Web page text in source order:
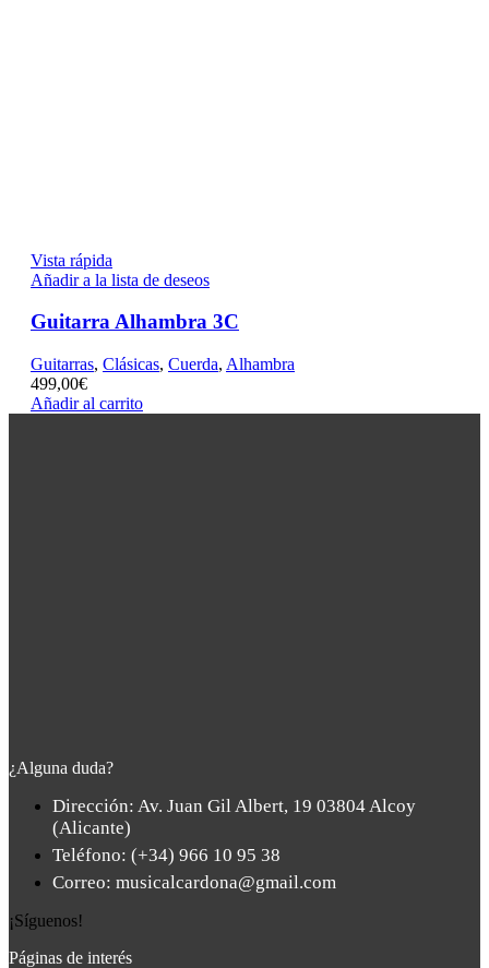
Vista rápida
Añadir a la lista de deseos
Guitarra Alhambra 3C
Guitarras, Clásicas, Cuerda, Alhambra
499,00€
Añadir al carrito
¿Alguna duda?
Dirección: Av. Juan Gil Albert, 19 03804 Alcoy
(Alicante)
Teléfono: (+34) 966 10 95 38
Correo: musicalcardona@gmail.com
¡Síguenos!
Páginas de interés